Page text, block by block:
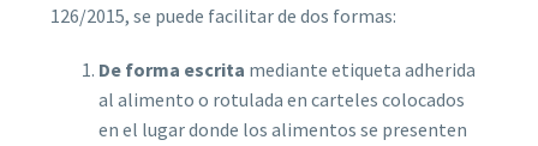
126/2015, se puede facilitar de dos formas:
De forma escrita mediante etiqueta adherida
al alimento o rotulada en carteles colocados
en el lugar donde los alimentos se presenten